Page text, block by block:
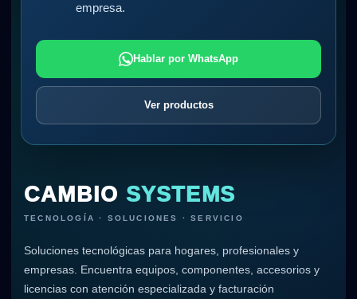
empresa.
Hablar por WhatsApp
Ver productos
CAMBIO SYSTEMS
TECNOLOGÍA · SOLUCIONES · SERVICIO
Soluciones tecnológicas para hogares, profesionales y
empresas. Encuentra equipos, componentes, accesorios y
licencias con atención especializada y facturación